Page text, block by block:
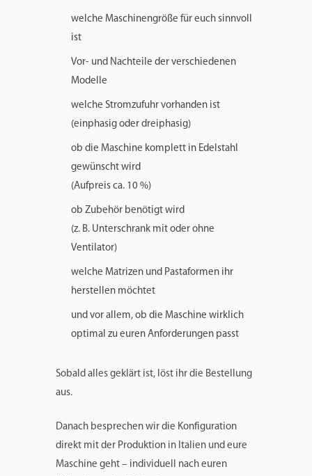
welche Maschinengröße für euch sinnvoll
ist
Vor- und Nachteile der verschiedenen
Modelle
welche Stromzufuhr vorhanden ist
(einphasig oder dreiphasig)
ob die Maschine komplett in Edelstahl
gewünscht wird
(Aufpreis ca. 10 %)
ob Zubehör benötigt wird
(z. B. Unterschrank mit oder ohne
Ventilator)
welche Matrizen und Pastaformen ihr
herstellen möchtet
und vor allem, ob die Maschine wirklich
optimal zu euren Anforderungen passt
Sobald alles geklärt ist, löst ihr die Bestellung
aus.
Danach besprechen wir die Konfiguration
direkt mit der Produktion in Italien und eure
Maschine geht – individuell nach euren